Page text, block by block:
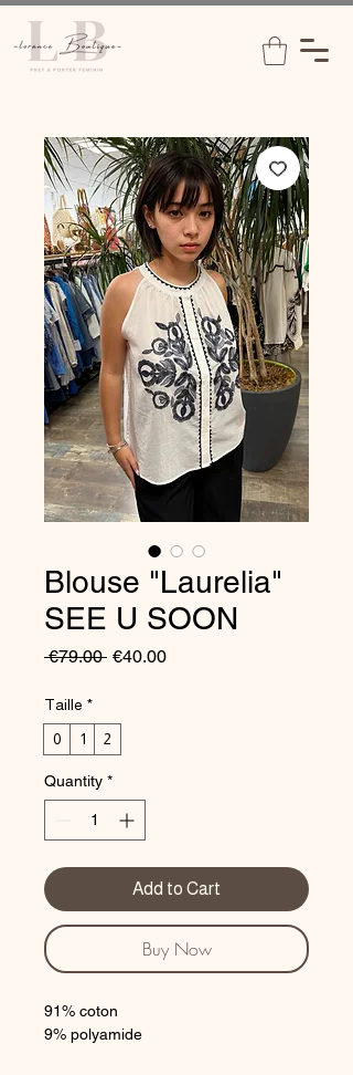
Blouse "Laurelia"
SEE U SOON
€79.00 Regular
€40.00Sale
Taille *
0
1 2
Quantity *
Add to Cart
Buy Now
91% coton
9% polyamide